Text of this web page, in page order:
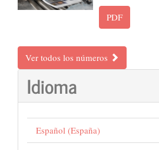
PDF
Ver todos los números
Idioma
Español (España)